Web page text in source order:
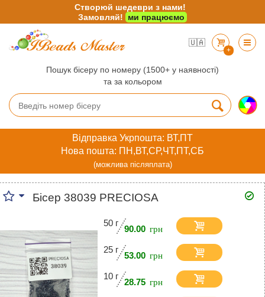
🇺🇦
+
Пошук бісеру по номеру (1500+ у наявності)
та за кольором
Відправка Укрпошта: ВТ,ПТ
Нова пошта: ПН,ВТ,СР,ЧТ,ПТ,СБ
(можлива післяплата)
Бісер 38039 PRECIOSA
50 г
90.00
25 г
53.00
10 г
28.75
Створюй шедеври з нами!
Замовляй!
ми працюємо